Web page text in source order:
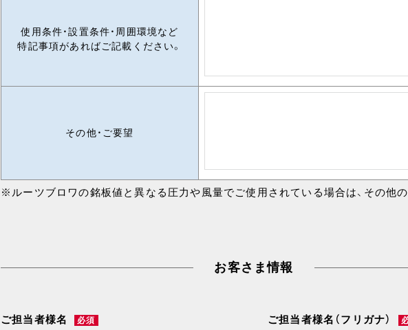
使用条件・設置条件・周囲環境など
特記事項があればご記載ください。
その他・ご要望
※ルーツブロワの銘板値と異なる圧力や風量でご使用されている場合は、その他
お客さま情報
ご担当者様名 必須 ご担当者様名（フリガナ）